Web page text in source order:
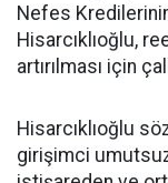
Nefes Kredilerinin
Hisarcıklıoğlu,
artırılması için
Hisarcıklıoğlu
girişimci